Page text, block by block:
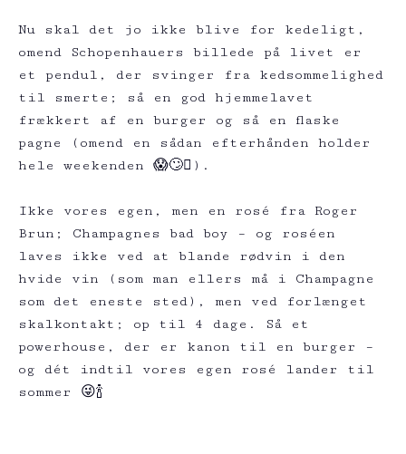
Nu skal det jo ikke blive for kedeligt,
omend Schopenhauers billede på livet er
et pendul, der svinger fra kedsommelighed
til smerte; så en god hjemmelavet
frækkert af en burger og så en flaske
pagne (omend en sådan efterhånden holder
hele weekenden 😱🙄🫩).
Ikke vores egen, men en rosé fra Roger
Brun; Champagnes bad boy – og roséen
laves ikke ved at blande rødvin i den
hvide vin (som man ellers må i Champagne
som det eneste sted), men ved forlænget
skalkontakt; op til 4 dage. Så et
powerhouse, der er kanon til en burger –
og dét indtil vores egen rosé lander til
sommer 😜🍾